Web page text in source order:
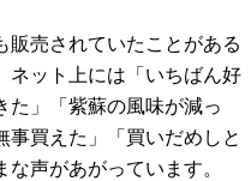
販売されていたことがある
ネット上には「いちばん好
た」「紫蘇の風味が減っ
事買えた」「買いだめしと
声があがっています。